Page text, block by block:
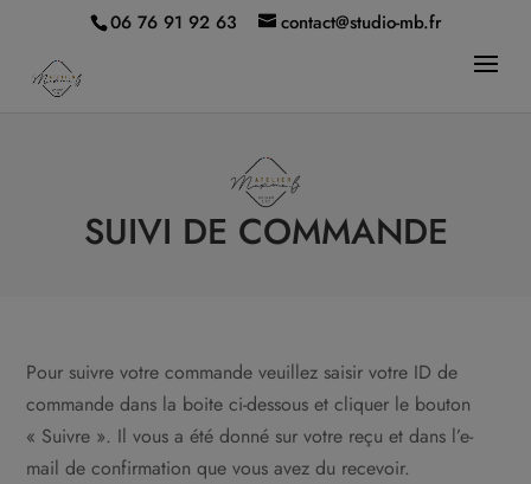
06 76 91 92 63 contact@studio-mb.fr
SUIVI DE COMMANDE
Pour suivre votre commande veuillez saisir votre ID de
commande dans la boite ci-dessous et cliquer le bouton
« Suivre ». Il vous a été donné sur votre reçu et dans l’e-
mail de confirmation que vous avez du recevoir.
modal-check